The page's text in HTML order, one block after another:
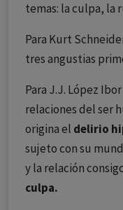
temas: la culpa, la
Para Kurt
tres angustias
Para J.J. López
relaciones del ser
origina el delirio
sujeto con su
y la relación
culpa.